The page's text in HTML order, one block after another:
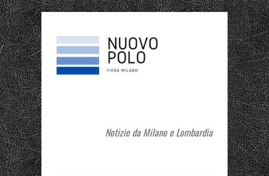
Notizie da Milano e Lombardia